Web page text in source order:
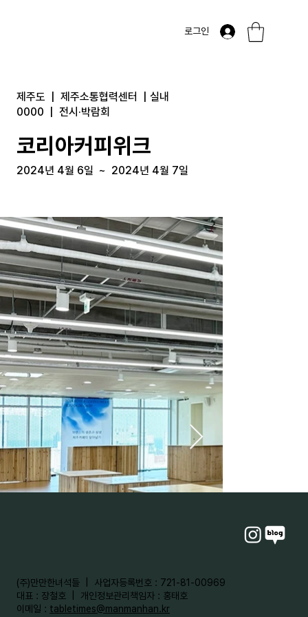
로그인
제주도 제주소통협력센터
실내
0000
전시·박람회
코리아커피위크
2024년 4월 6일 ~ 2024년 4월 7일
​(주)만만한녀석들 | 사업자등록번호 : 721-81-00969
대표 : 장철호 | 개인정보관리책임자 : 홍태호
이메일 : tabletimes@manmanhan.kr